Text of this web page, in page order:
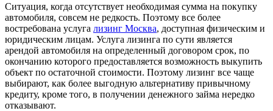
Ситуация, когда отсутствует необходимая сумма на покупку
автомобиля, совсем не редкость. Поэтому все более
востребована услуга лизинг Москва, доступная физическим и
юридическим лицам. Услуга лизинга по сути является
арендой автомобиля на определенный договором срок, по
окончанию которого предоставляется возможность выкупить
объект по остаточной стоимости. Поэтому лизинг все чаще
выбирают, как более выгодную альтернативу привычному
кредиту, кроме того, в получении денежного займа нередко
отказывают.